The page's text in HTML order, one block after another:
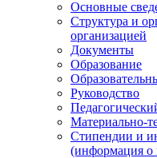
Основные
Структура и
организацией
Документы
Образование
Руководство
Материально-
Стипендии и
(информация